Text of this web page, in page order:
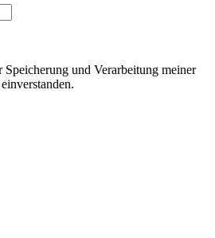
und Verarbeitung meiner